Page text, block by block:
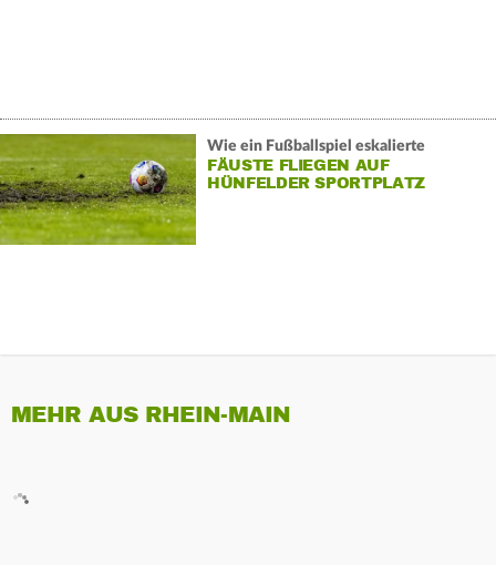
Wie ein Fußballspiel eskalierte
FÄUSTE FLIEGEN AUF
HÜNFELDER SPORTPLATZ
MEHR AUS RHEIN-MAIN